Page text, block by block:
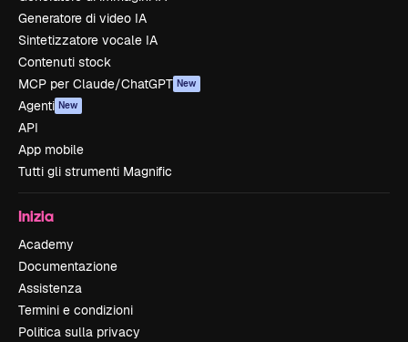
Generatore di video IA
Sintetizzatore vocale IA
Contenuti stock
MCP per Claude/ChatGPT New
Agenti New
API
App mobile
Tutti gli strumenti Magnific
Inizia
Academy
Documentazione
Assistenza
Termini e condizioni
Politica sulla privacy